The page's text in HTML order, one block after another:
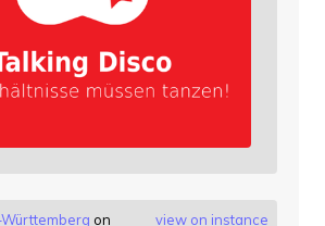
view on instance
on